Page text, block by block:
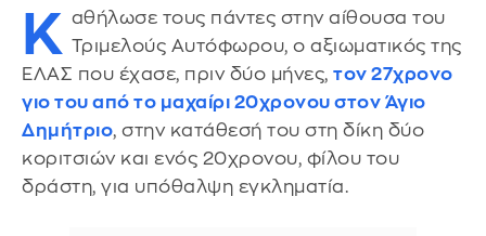
Κ αθήλωσε τους πάντες στην αίθουσα του
Τριμελούς Αυτόφωρου, ο αξιωματικός της
ΕΛΑΣ που έχασε, πριν δύο μήνες, τον 27χρονο
γιο του από το μαχαίρι 20χρονου στον Άγιο
Δημήτριο, στην κατάθεσή του στη δίκη δύο
κοριτσιών και ενός 20χρονου, φίλου του
δράστη, για υπόθαλψη εγκληματία.